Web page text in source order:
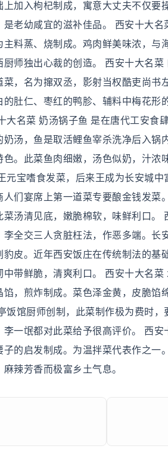
加入枸杞制成，寓意大丈夫不仅要
老幼咸宜的滋补佳品。 西安十大
料蒸、烧制成。鸡肉鲜美味浓，与
师独出心裁的创造。 西安十大名
，名为撺双丞，影射当权酷吏尚书
肚仁、枣红的鸭胗、辅料中梅花形
名菜 奶汤锅子鱼 是在唐代工安食
汤，鱼是取活鲤鱼宰杀洗净后入锅
。此菜鱼肉细嫩，汤色似奶，汁浓
元宝嗜食发菜，后来王成为长安城
们宴席上第一道菜专要酿金钱发菜
汤清见底，嫩脆棉软，味鲜利口。
全交三人贪脏枉法，作恶多端。长
皮。近年西安饭庄在传统制法的基
带鲜脆，清爽利口。 西安十大名菜
，煎炸制成。菜色泽金黄，皮脆馅
饭馆厨师创制，此菜制作极为费时
一氓都对此菜给予很高评价。 西
的启发制成。为温拌菜代表作之一
辣芳香而极富乡土气息。